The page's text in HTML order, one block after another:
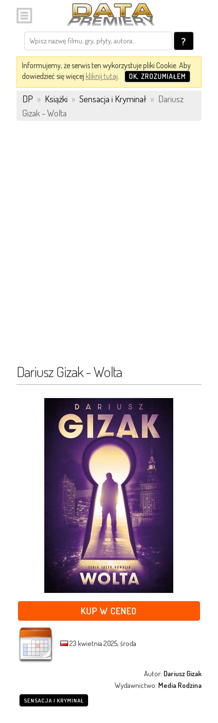
?
Informujemy, że serwis ten wykorzystuje pliki Cookie. Aby
dowiedzieć się więcej kliknij tutaj. OK, ZROZUMIAŁEM
DP » Książki » Sensacja i Kryminał » Dariusz
Gizak - Wolta
Dariusz Gizak - Wolta
KUP W CENEO
23 kwietnia 2025, środa
Autor: Dariusz Gizak
Wydawnictwo: Media Rodzina
SENSACJA I KRYMINAŁ